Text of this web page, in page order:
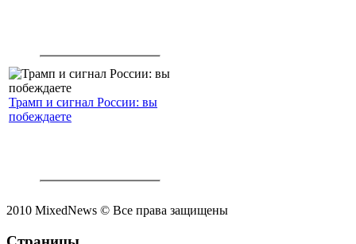
Трамп и сигнал России: вы
побеждаете
2010 MixedNews © Все права защищены